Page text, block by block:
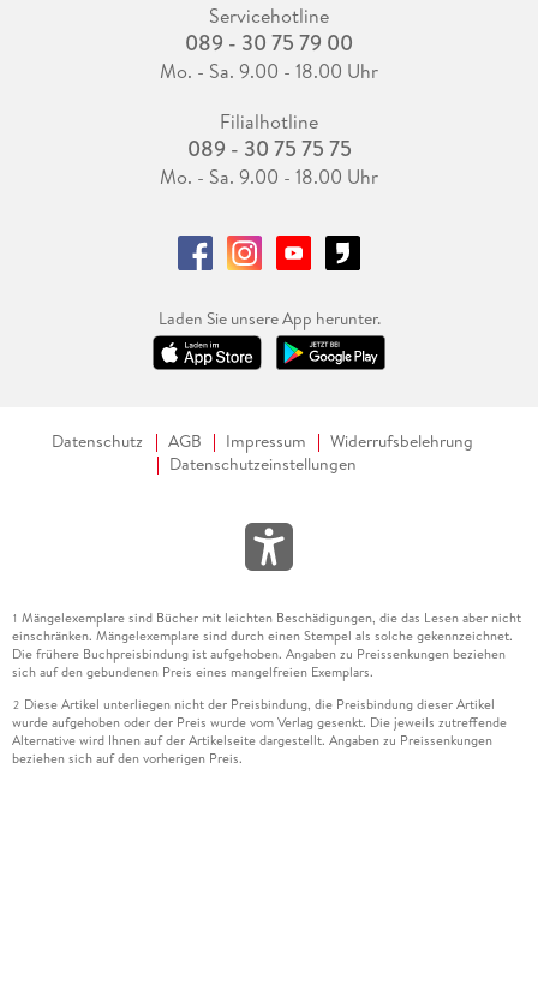
Servicehotline
089 - 30 75 79 00
Mo. - Sa. 9.00 - 18.00 Uhr
Filialhotline
089 - 30 75 75 75
Mo. - Sa. 9.00 - 18.00 Uhr
Laden Sie unsere App herunter.
Datenschutz AGB Impressum
Widerrufsbelehrung
Datenschutzeinstellungen
1 Mängelexemplare sind Bücher mit leichten Beschädigungen, die das Lesen aber nicht
einschränken. Mängelexemplare sind durch einen Stempel als solche gekennzeichnet.
Die frühere Buchpreisbindung ist aufgehoben. Angaben zu Preissenkungen beziehen
sich auf den gebundenen Preis eines mangelfreien Exemplars.
2 Diese Artikel unterliegen nicht der Preisbindung, die Preisbindung dieser Artikel
wurde aufgehoben oder der Preis wurde vom Verlag gesenkt. Die jeweils zutreffende
Alternative wird Ihnen auf der Artikelseite dargestellt. Angaben zu Preissenkungen
beziehen sich auf den vorherigen Preis.